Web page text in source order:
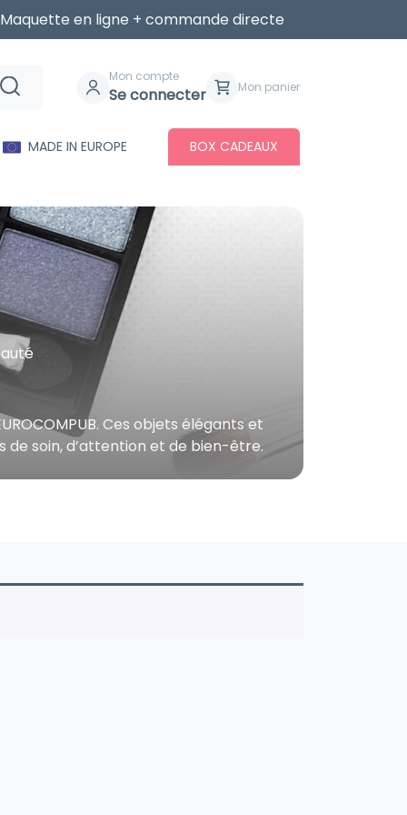
Maquette en ligne + commande directe
Mon compte
Se connecter Mon panier
MADE IN EUROPE BOX CADEAUX
Ces objets élégants et
soin, d’attention et de bien-être.